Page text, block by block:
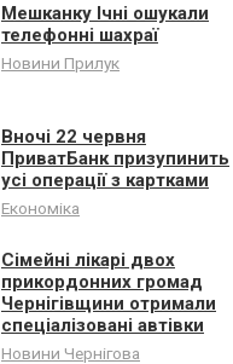
Мешканку Ічні ошукали
телефонні шахраї
Новини Прилук
Вночі 22 червня
ПриватБанк призупинить
усі операції з картками
Економіка
Сімейні лікарі двох
прикордонних громад
Чернігівщини отримали
спеціалізовані автівки
Новини Чернігова